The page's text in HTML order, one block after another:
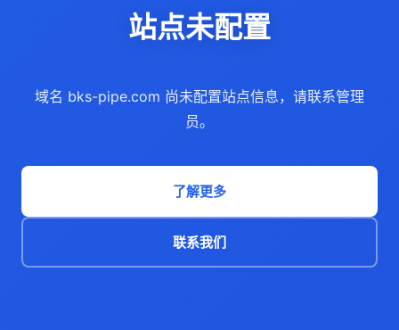
站点未配置
域名 bks-pipe.com 尚未配置站点信息，请联系管理
员。
了解更多
联系我们